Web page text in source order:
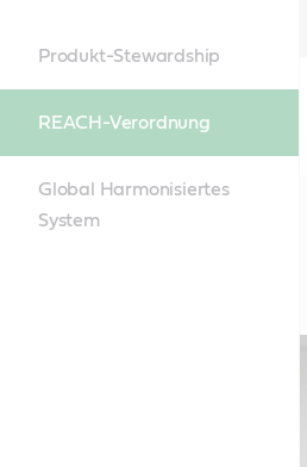
Produkt-Stewardship
REACH-Verordnung
Global Harmonisiertes
System